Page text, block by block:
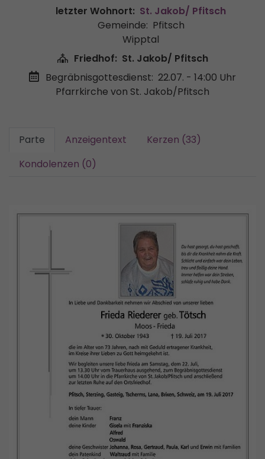
letzter Wohnort: St. Jakob/ Pfitsch
Gemeinde: Pfitsch
Wipptal
Friedhof: St. Jakob/ Pfitsch
Begräbnisgottesdienst: 22.07. - 14:00 Uhr
Pfarrkirche von St. Jakob/Pfitsch
Parte Anzeigentext
Kerzen (33)
Kondolenzen (0)